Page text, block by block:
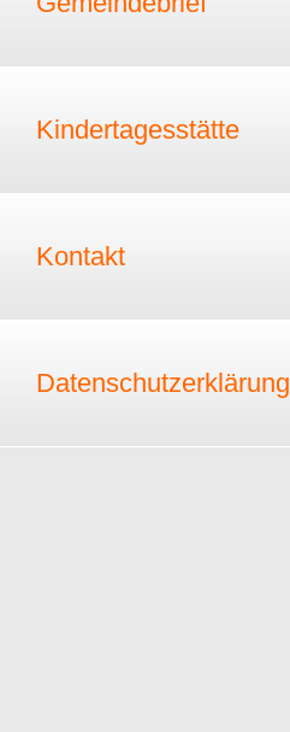
Kindertagesstätte
Kontakt
Datenschutzerklärung